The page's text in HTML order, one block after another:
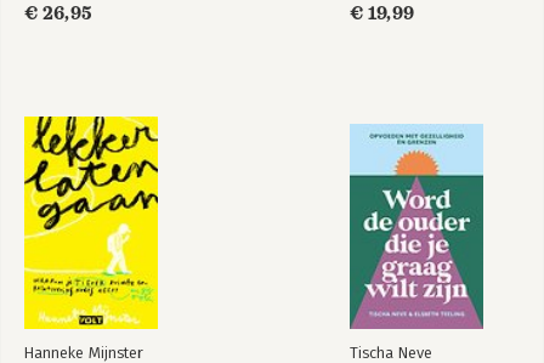
€ 26,95
€ 19,99
Hanneke Mijnster Tischa Neve